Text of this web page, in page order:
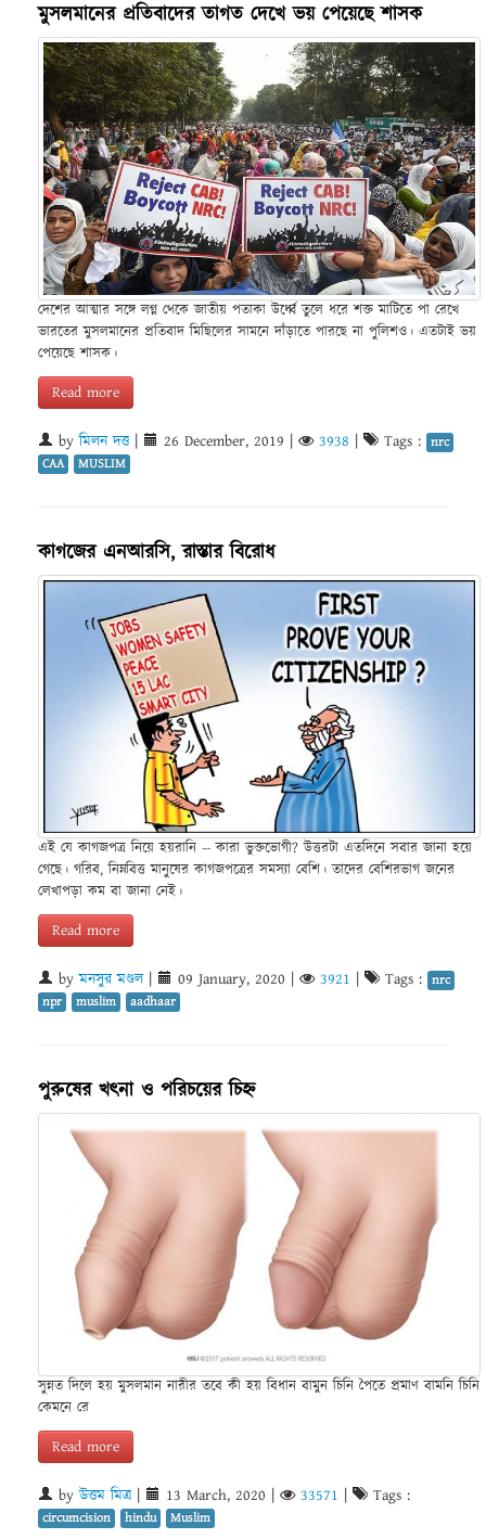
মুসলমানের প্রতিবাদের তাগত দেখে ভয় পেয়েছে শাসক
দেশের আত্মার সঙ্গে লগ্ন থেকে জাতীয় পতাকা উর্ধ্বে তুলে ধরে শক্ত মাটিতে পা রেখে
ভারতের মুসলমানের প্রতিবাদ মিছিলের সামনে দাঁড়াতে পারছে না পুলিশও। এতটাই ভয়
পেয়েছে শাসক।
Read more
byমিলন দত্ত| 26 December, 2019 3938 Tags : nrc
CAA
MUSLIM
কাগজের এনআরসি, রাস্তার বিরোধ
এই যে কাগজপত্র নিয়ে হয়রানি -- কারা ভুক্তভোগী? উত্তরটা এতদিনে সবার জানা হয়ে
গেছে। গরিব, নিম্নবিত্ত মানুষের কাগজপত্রের সমস‍্যা বেশি। তাদের বেশিরভাগ জনের
লেখাপড়া কম বা জানা নেই।
Read more
byমনসুর মণ্ডল| 09 January, 2020 3921 Tags : nrc
npr
muslim aadhaar
পুরুষের খৎনা ও পরিচয়ের চিহ্ন
সুন্নত দিলে হয় মুসলমান নারীর তবে কী হয় বিধান বামুন চিনি পৈতে প্রমাণ বামনি চিনি
কেমনে রে
Read more
byউত্তম মিত্র| 13 March, 2020 33571 Tags :
circumcision hindu Muslim